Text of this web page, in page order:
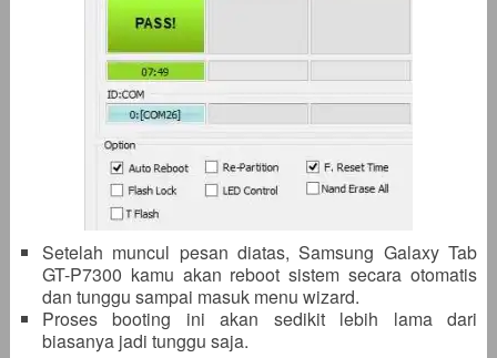
Setelah muncul pesan diatas, Samsung Galaxy Tab
GT-P7300 kamu akan reboot sistem secara otomatis
dan tunggu sampai masuk menu wizard.
Proses booting ini akan sedikit lebih lama dari
biasanya jadi tunggu saja.